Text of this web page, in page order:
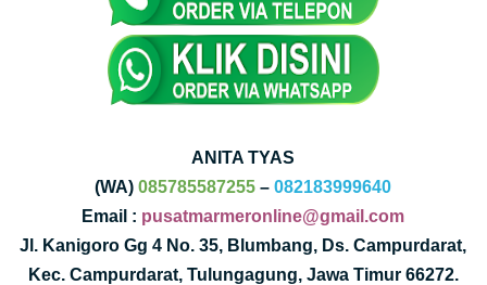
ANITA TYAS
(WA)085785587255 –082183999640
Email : pusatmarmeronline@gmail.com
Jl. Kanigoro Gg 4 No. 35, Blumbang, Ds. Campurdarat,
Kec. Campurdarat, Tulungagung, Jawa Timur 66272.